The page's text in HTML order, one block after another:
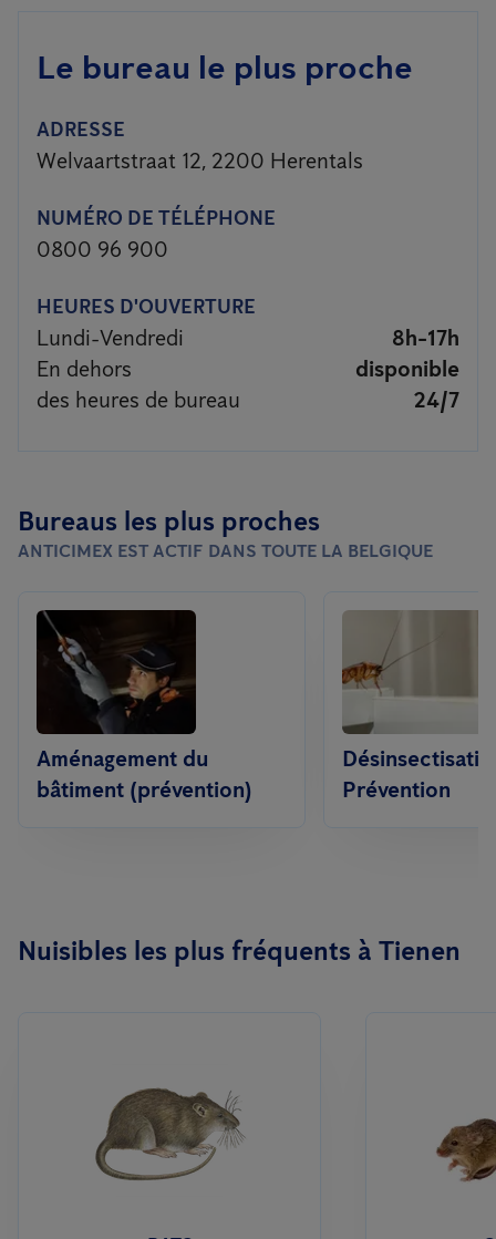
Le bureau le plus proche
ADRESSE
Welvaartstraat 12, 2200 Herentals
NUMÉRO DE TÉLÉPHONE
0800 96 900
HEURES D'OUVERTURE
Lundi-Vendredi
8h-17h
En dehors
disponible
des heures de bureau
24/7
Bureaus les plus proches
ANTICIMEX EST ACTIF DANS TOUTE LA BELGIQUE
Aménagement du
bâtiment (prévention)
Prévention
Nuisibles les plus fréquents à Tienen